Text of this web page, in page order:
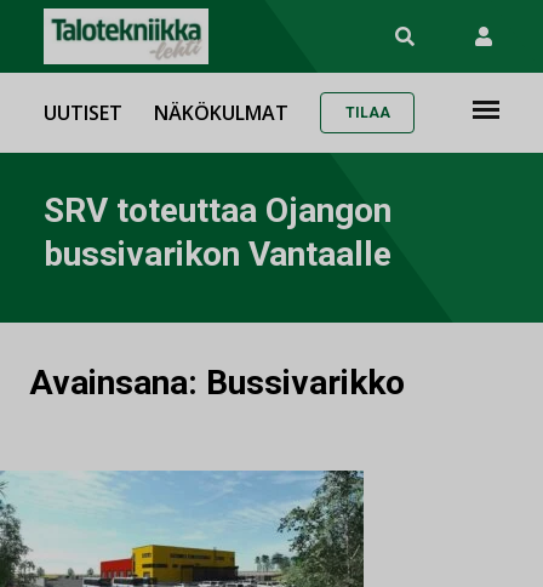
UUTISET NÄKÖKULMAT TILAA
SRV toteuttaa Ojangon
bussivarikon Vantaalle
Avainsana: Bussivarikko